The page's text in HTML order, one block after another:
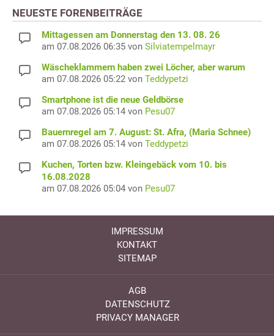
NEUESTE FORENBEITRÄGE
Mittagessen am Donnerstag den 13. 08. 26
am 07.08.2026 06:35 von Silviatempelmayr
Wäscheklammern haben zwei Löcher, aber warum
am 07.08.2026 05:22 von Teddypetzi
Smartphone ist die neue Geldbörse
am 07.08.2026 05:14 von Pesu07
Bauernregel am 7. August: St. Afra, (Maria Schnee)
am 07.08.2026 05:14 von Teddypetzi
Kuchen, Torten bzw. Kleingebäck vom 10. bis
16.08.2028
am 07.08.2026 05:04 von Pesu07
IMPRESSUM
KONTAKT
SITEMAP
AGB
DATENSCHUTZ
PRIVACY MANAGER